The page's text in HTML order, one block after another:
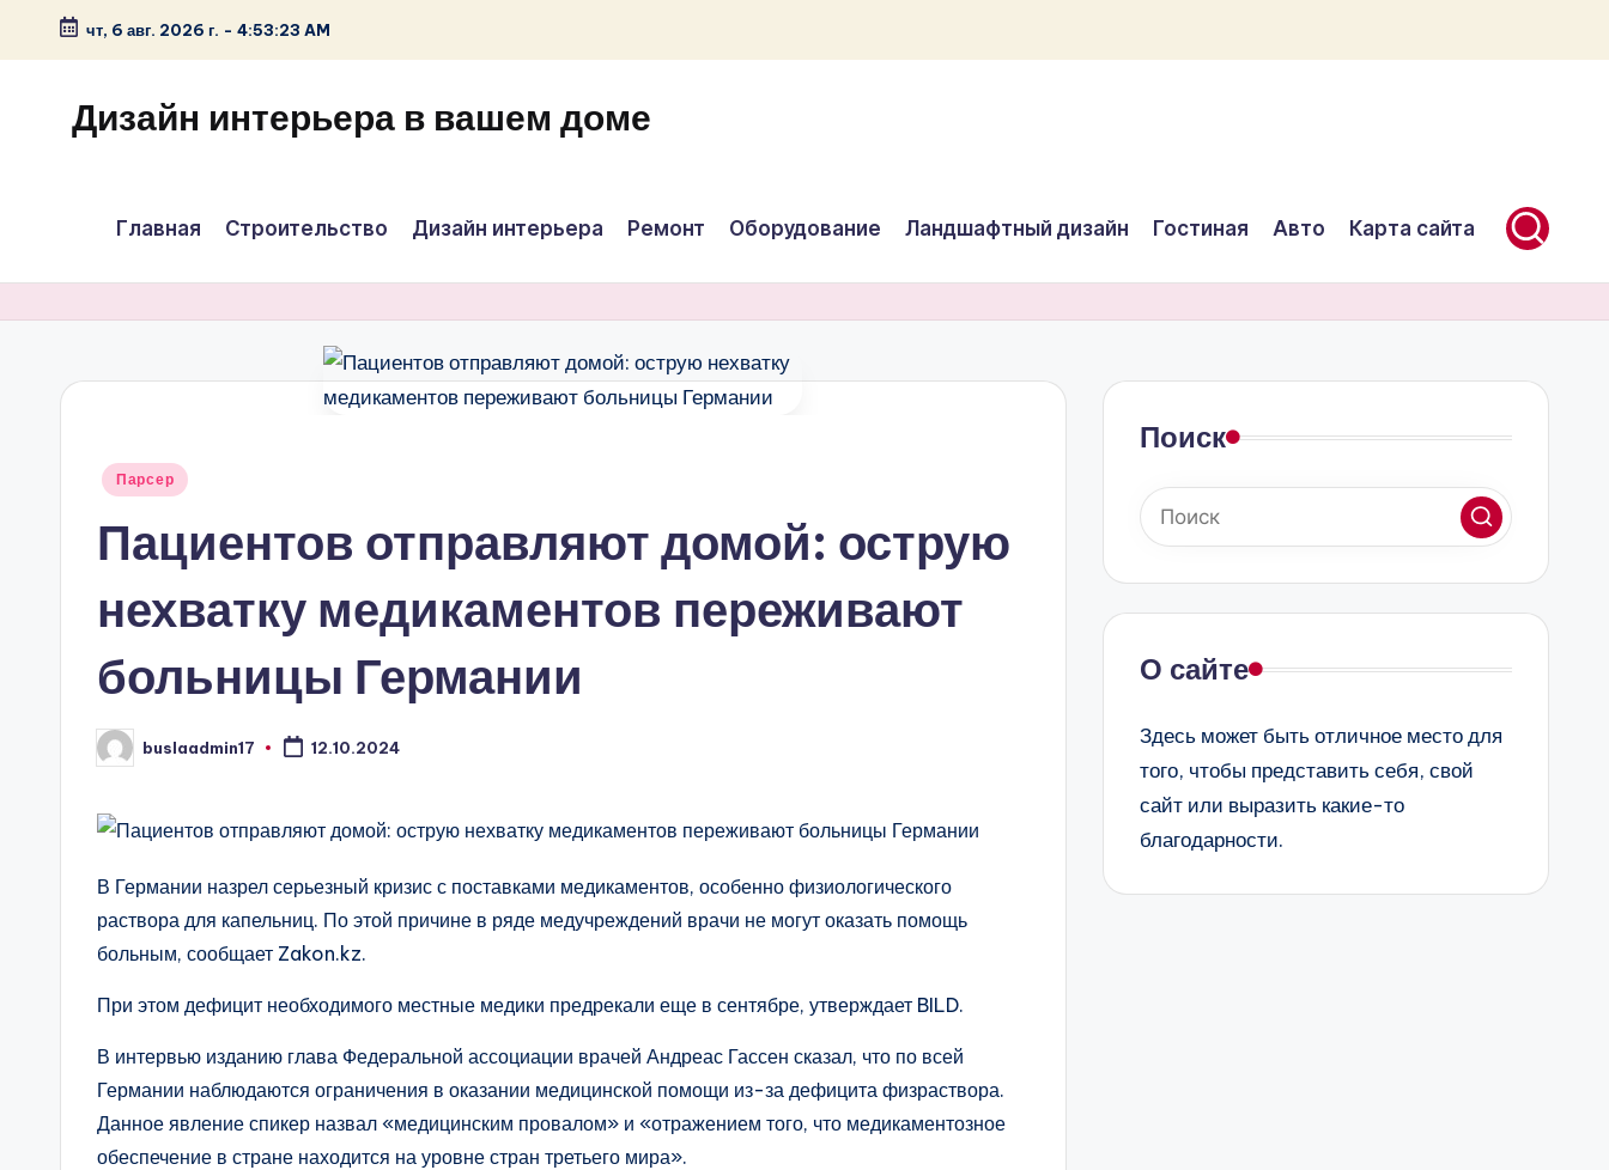
Перейти
содержимому
чт, 6 авг. 2026 г. - 4:53:23 AM
Дизайн интерьера в вашем доме
Главная Строительство Дизайн интерьера Ремонт Оборудование Ландшафтный дизайн Гостиная Авто Карта сайта
Опубликовано
Парсер
Пациентов отправляют домой: острую
нехватку медикаментов переживают
больницы Германии
Запись
от
buslaadmin17 12.10.2024
В Германии назрел серьезный кризис с поставками медикаментов, особенно физиологического
раствора для капельниц. По этой причине в ряде медучреждений врачи не могут оказать помощь
больным, сообщает Zakon.kz.
При этом дефицит необходимого местные медики предрекали еще в сентябре, утверждает BILD.
В интервью изданию глава Федеральной ассоциации врачей Андреас Гассен сказал, что по всей
Германии наблюдаются ограничения в оказании медицинской помощи из-за дефицита физраствора.
Данное явление спикер назвал «медицинским провалом» и «отражением того, что медикаментозное
обеспечение в стране находится на уровне стран третьего мира».
Поиск
О сайте
Здесь может быть отличное место для
того, чтобы представить себя, свой
сайт или выразить какие-то
благодарности.